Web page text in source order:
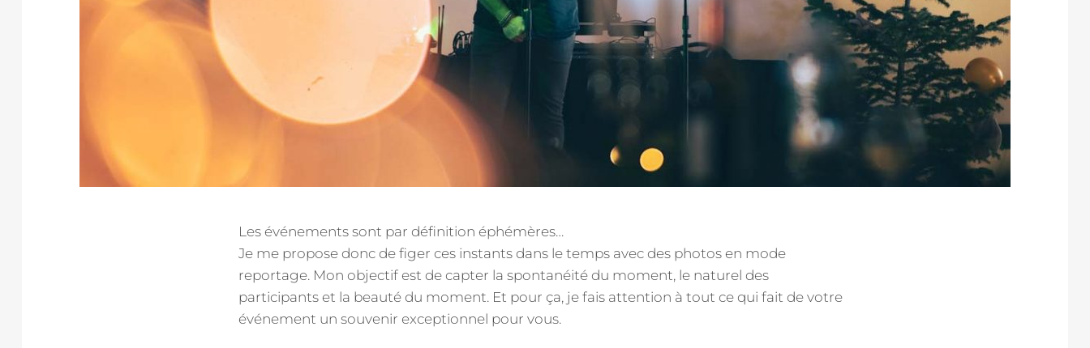
Les événements sont par définition éphémères…
Je me propose donc de figer ces instants dans le temps avec des photos en mode
reportage. Mon objectif est de capter la spontanéité du moment, le naturel des
participants et la beauté du moment. Et pour ça, je fais attention à tout ce qui fait de votre
événement un souvenir exceptionnel pour vous.